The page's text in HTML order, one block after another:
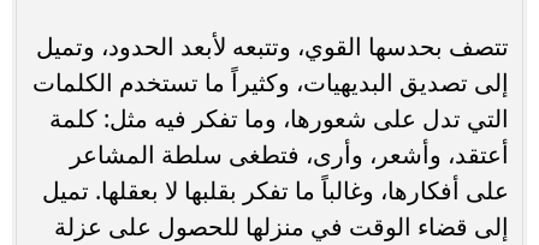
تتصف بحدسها القوي، وتتبعه لأبعد الحدود، وتميل
إلى تصديق البديهيات، وكثيراً ما تستخدم الكلمات
التي تدل على شعورها، وما تفكر فيه مثل: كلمة
أعتقد، وأشعر، وأرى، فتطغى سلطة المشاعر
على أفكارها، وغالباً ما تفكر بقلبها لا بعقلها. تميل
إلى قضاء الوقت في منزلها للحصول على عزلة